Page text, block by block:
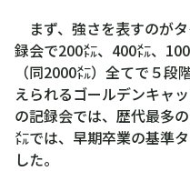
まず、強さを表すのが
録会で200㍍、400㍍、
（同2000㍍）全てで５
えられるゴールデンキャ
の記録会では、歴代最多
㍍では、早期卒業の基準
した。